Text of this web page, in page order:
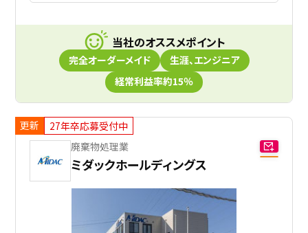
当社のオススメポイント
完全オーダーメイド
生涯、エンジニア
経常利益率約15％
更新
27年卒応募受付中
廃棄物処理業
ミダックホールディングス